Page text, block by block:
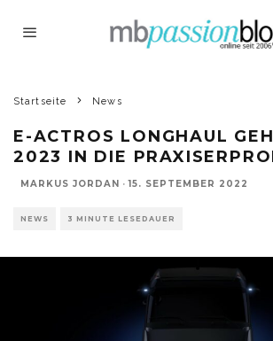
Startseite News
E-ACTROS LONGHAUL
2023 IN DIE
MARKUS JORDAN · 15. SEPTEMBER 2022
NEWS 3 MINUTE LESEDAUER